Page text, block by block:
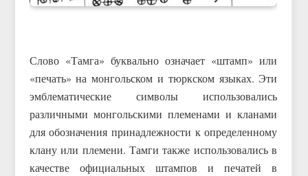
Слово «Тамга» буквально означает «штамп» или
«печать» на монгольском и тюркском языках. Эти
эмблематические символы использовались
различными монгольскими племенами и кланами
для обозначения принадлежности к определенному
клану или племени. Тамги также использовались в
качестве официальных штампов и печатей в